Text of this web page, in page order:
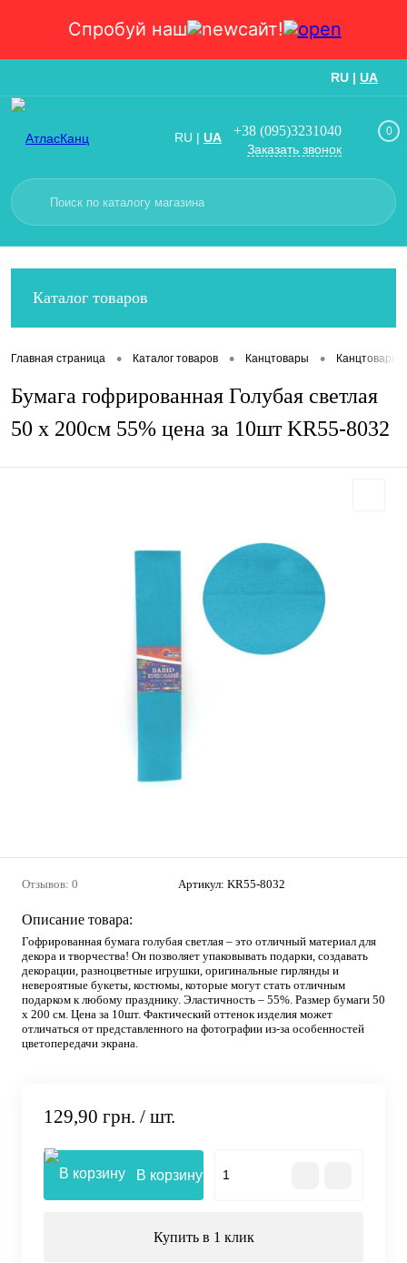
Спробуй наш сайт!
RU | UA
RU | UA +38 (095)3231040
Заказать звонок
0
Каталог товаров
Главная страница • Каталог товаров • Канцтовары • Канцтовары
Бумага гофрированная Голубая светлая
50 х 200см 55% цена за 10шт KR55-8032
Отзывов: 0 Артикул: KR55-8032
Описание товара:
Гофрированная бумага голубая светлая – это отличный материал для
декора и творчества! Он позволяет упаковывать подарки, создавать
декорации, разноцветные игрушки, оригинальные гирлянды и
невероятные букеты, костюмы, которые могут стать отличным
подарком к любому празднику. Эластичность – 55%. Размер бумаги 50
х 200 см. Цена за 10шт. Фактический оттенок изделия может
отличаться от представленного на фотографии из-за особенностей
цветопередачи экрана.
129,90 грн. / шт.
В корзину
Купить в 1 клик